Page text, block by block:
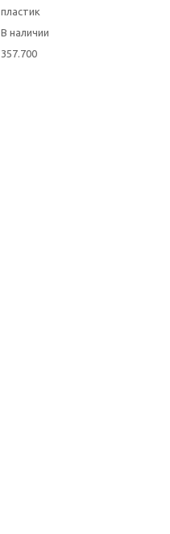
пластик
В наличии
357.700